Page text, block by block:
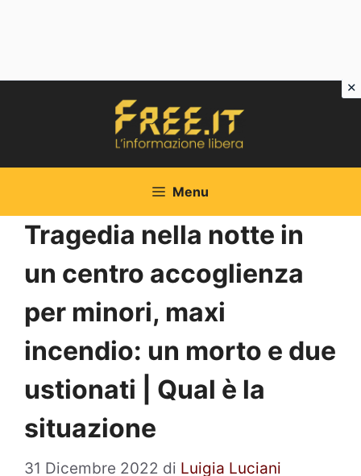
Menu
Tragedia nella notte in
un centro accoglienza
per minori, maxi
incendio: un morto e due
ustionati | Qual è la
situazione
31 Dicembre 2022 di Luigia Luciani